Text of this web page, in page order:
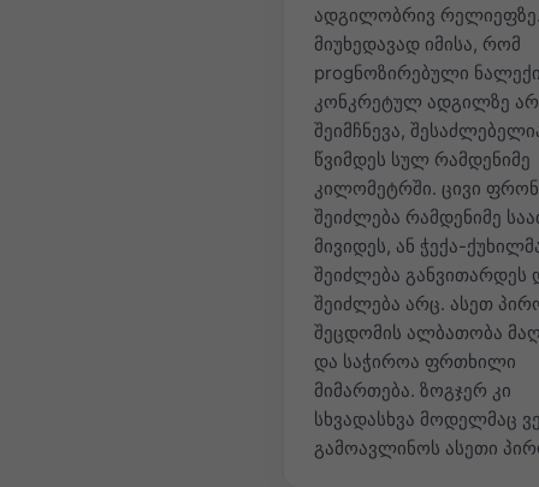
ადგილობრივ
მიუხედავად იმისა, რომ
progნოზირებული
კონკრეტულ ადგილზე არ
შეიმჩნევა,
წვიმდეს სულ რამდენიმე
კილომეტრში. ცივი
შეიძლება რამდენიმე
მივიდეს, ან ჭექა-
შეიძლება განვითარდეს
შეიძლება არც. ასეთ
შეცდომის ალბათობა
და საჭიროა ფრთხილი
მიმართება. ზოგჯერ კი
სხვადასხვა მოდელმაც
გამოავლინოს ასეთი